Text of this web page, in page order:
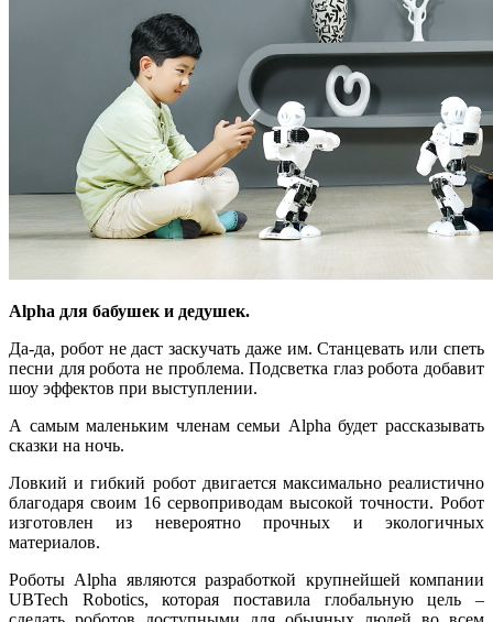
Alpha для бабушек и дедушек.
Да-да, робот не даст заскучать даже им. Станцевать или спеть
песни для робота не проблема. Подсветка глаз робота добавит
шоу эффектов при выступлении.
А самым маленьким членам семьи Alpha будет рассказывать
сказки на ночь.
Ловкий и гибкий робот двигается максимально реалистично
благодаря своим 16 сервоприводам высокой точности. Робот
изготовлен из невероятно прочных и экологичных
материалов.
Роботы Alpha являются разработкой крупнейшей компании
UBTech Robotics, которая поставила глобальную цель –